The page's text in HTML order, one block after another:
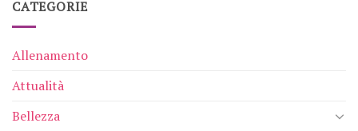
CATEGORIE
Allenamento
Attualità
Bellezza